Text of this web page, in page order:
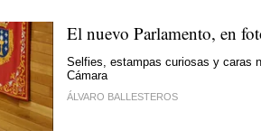
El nuevo Parlamento, en
Selfies, estampas curiosas y caras
Cámara
ÁLVARO BALLESTEROS